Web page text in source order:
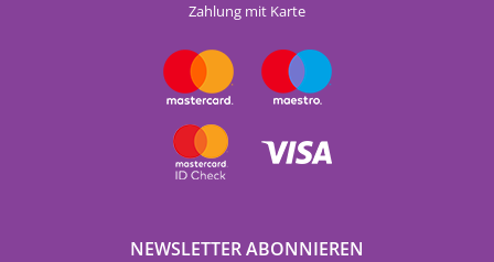
Zahlung mit Karte
NEWSLETTER ABONNIEREN